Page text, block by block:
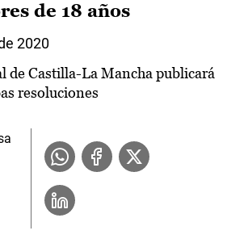
de 18 años
2020
de Castilla-La Mancha publicará
resoluciones